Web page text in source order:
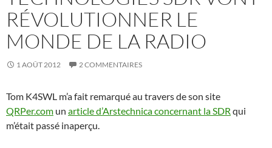
RÉVOLUTIONNER LE
MONDE DE LA RADIO
1 AOÛT 2012 2 COMMENTAIRES
Tom K4SWL m’a fait remarqué au travers de son site
QRPer.com un article d’Arstechnica concernant la SDR qui
m’était passé inaperçu.